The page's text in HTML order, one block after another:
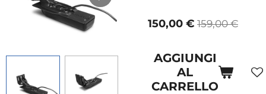
150,00 € 159,00 €
AGGIUNGI
AL
CARRELLO